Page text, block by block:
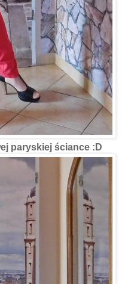
paryskiej ściance :D